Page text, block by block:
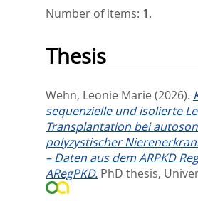
Number of items: 1.
Thesis
Wehn, Leonie Marie (2026).
sequenzielle und isolierte
Transplantation bei
polyzystischer
– Daten aus dem ARPKD
ARegPKD. PhD thesis,